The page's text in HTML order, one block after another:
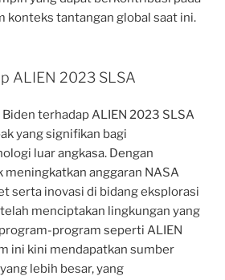
konteks tantangan global saat ini.
ALIEN 2023 SLSA
terhadap ALIEN 2023 SLSA
yang signifikan bagi
luar angkasa. Dengan
anggaran NASA
serta inovasi di bidang eksplorasi
menciptakan lingkungan yang
program seperti ALIEN
ini kini mendapatkan sumber
lebih besar, yang